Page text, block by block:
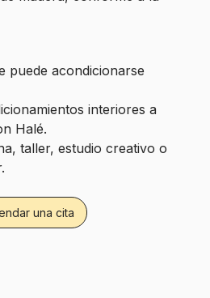
una cita
puede acondicionarse
interiores a
Halé.
taller, estudio creativo o